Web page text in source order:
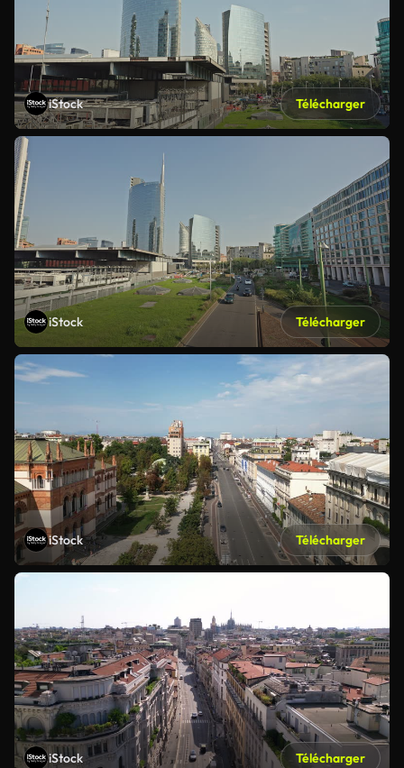
iStock Télécharger
iStock Télécharger
iStock Télécharger
iStock Télécharger